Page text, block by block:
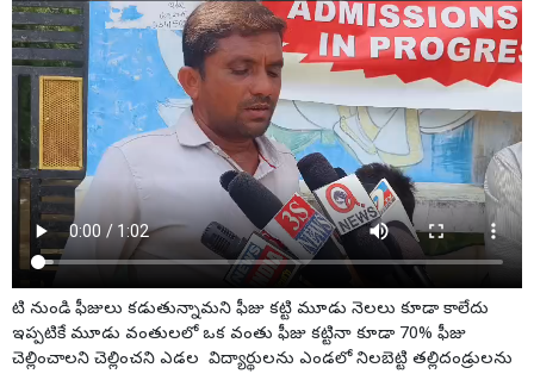
టి నుండి ఫీజులు కడుతున్నామని ఫీజు కట్టి మూడు నెలలు కూడా కాలేదు
ఇప్పటికే మూడు వంతులలో ఒక వంతు ఫీజు కట్టినా కూడా 70% ఫీజు
చెల్లించాలని చెల్లించని ఎడల విద్యార్థులను ఎండలో నిలబెట్టి తల్లిదండ్రులను